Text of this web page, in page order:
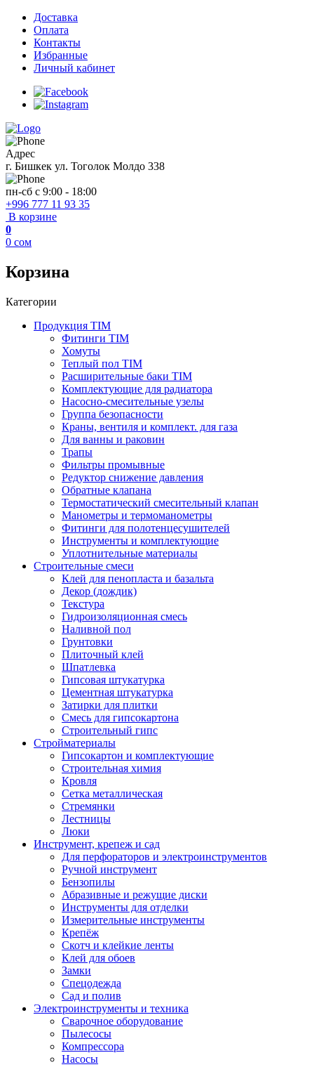
Доставка
Оплата
Контакты
Избранные
Личный кабинет
Адрес
г. Бишкек ул. Тоголок Молдо 338
пн-сб с 9:00 - 18:00
+996 777 11 93 35
В корзине
0
0 сом
Корзина
Категории
Продукция TIM
Фитинги TIM
Хомуты
Теплый пол TIM
Расширительные баки TIM
Комплектующие для радиатора
Насосно-смесительные узелы
Группа безопасности
Краны, вентиля и комплект. для газа
Для ванны и раковин
Трапы
Фильтры промывные
Редуктор снижение давления
Обратные клапана
Термостатический смесительный клапан
Манометры и термоманометры
Фитинги для полотенцесушителей
Инструменты и комплектующие
Уплотнительные материалы
Строительные смеси
Клей для пенопласта и базальта
Декор (дождик)
Текстура
Гидроизоляционная смесь
Наливной пол
Грунтовки
Плиточный клей
Шпатлевка
Гипсовая штукатурка
Цементная штукатурка
Затирки для плитки
Смесь для гипсокартона
Строительный гипс
Стройматериалы
Гипсокартон и комплектующие
Строительная химия
Кровля
Сетка металлическая
Стремянки
Лестницы
Люки
Инструмент, крепеж и сад
Для перфораторов и электроинструментов
Ручной инструмент
Бензопилы
Абразивные и режущие диски
Инструменты для отделки
Измерительные инструменты
Крепёж
Скотч и клейкие ленты
Клей для обоев
Замки
Спецодежда
Сад и полив
Электроинструменты и техника
Сварочное оборудование
Пылесосы
Компрессора
Насосы